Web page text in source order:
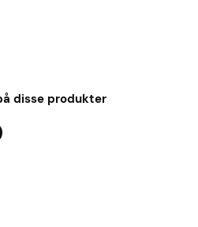
disse produkter